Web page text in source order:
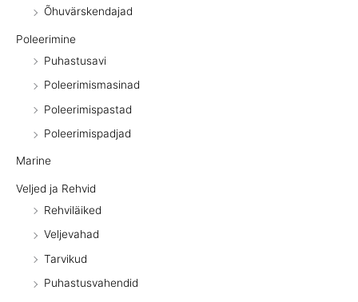
Õhuvärskendajad
Poleerimine
Puhastusavi
Poleerimismasinad
Poleerimispastad
Poleerimispadjad
Marine
Veljed ja Rehvid
Rehviläiked
Veljevahad
Tarvikud
Puhastusvahendid